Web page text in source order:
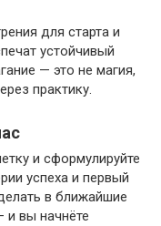
для старта и
устойчивый
— это не магия,
практику.
и сформулируйте
успеха и первый
в ближайшие
и вы начнёте